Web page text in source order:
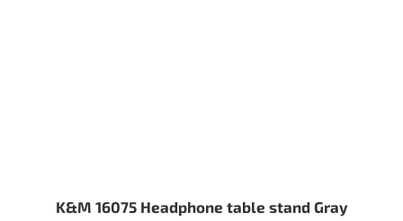
K&M 16075 Headphone table stand Gray